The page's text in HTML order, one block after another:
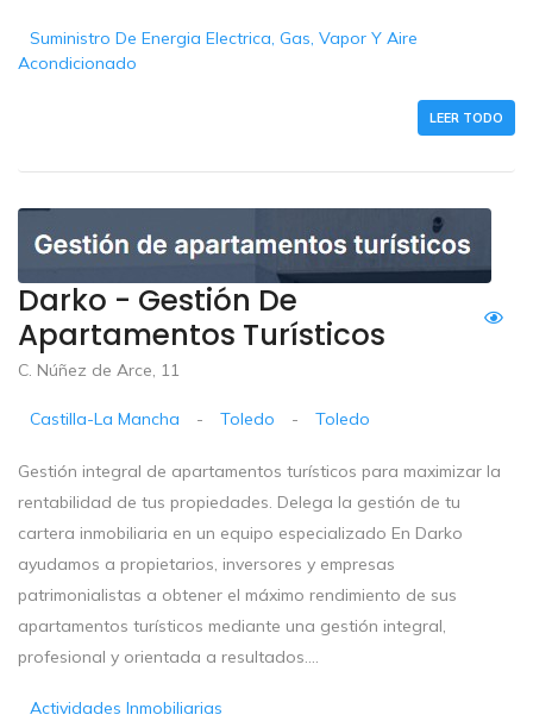
Suministro De Energia Electrica, Gas, Vapor Y Aire
Acondicionado
LEER TODO
Darko - Gestión De
Apartamentos Turísticos
C. Núñez de Arce, 11
Castilla-La Mancha - Toledo - Toledo
Gestión integral de apartamentos turísticos para maximizar la
rentabilidad de tus propiedades. Delega la gestión de tu
cartera inmobiliaria en un equipo especializado En Darko
ayudamos a propietarios, inversores y empresas
patrimonialistas a obtener el máximo rendimiento de sus
apartamentos turísticos mediante una gestión integral,
profesional y orientada a resultados....
Actividades Inmobiliarias